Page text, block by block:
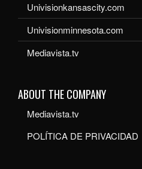
Univisionkansascity.com
Univisionminnesota.com
Mediavista.tv
ABOUT THE COMPANY
Mediavista.tv
POLÍTICA DE PRIVACIDAD